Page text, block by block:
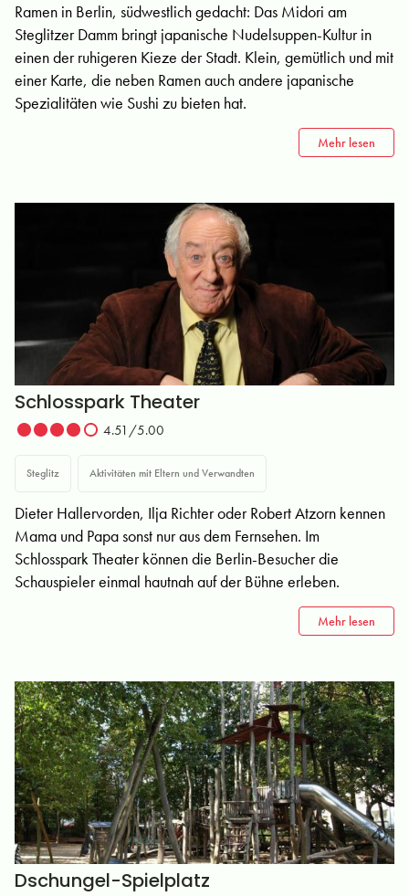
Ramen in Berlin, südwestlich gedacht: Das Midori am
Steglitzer Damm bringt japanische Nudelsuppen-Kultur in
einen der ruhigeren Kieze der Stadt. Klein, gemütlich und mit
einer Karte, die neben Ramen auch andere japanische
Spezialitäten wie Sushi zu bieten hat.
Mehr lesen
Schlosspark Theater
4.51/5.00
Steglitz Aktivitäten mit Eltern und Verwandten
Dieter Hallervorden, Ilja Richter oder Robert Atzorn kennen
Mama und Papa sonst nur aus dem Fernsehen. Im
Schlosspark Theater können die Berlin-Besucher die
Schauspieler einmal hautnah auf der Bühne erleben.
Mehr lesen
Dschungel-Spielplatz